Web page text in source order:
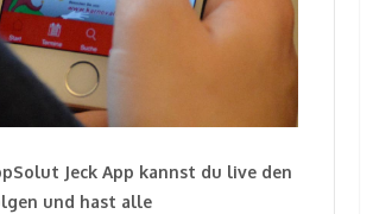
Jeck App kannst du live den
und hast alle